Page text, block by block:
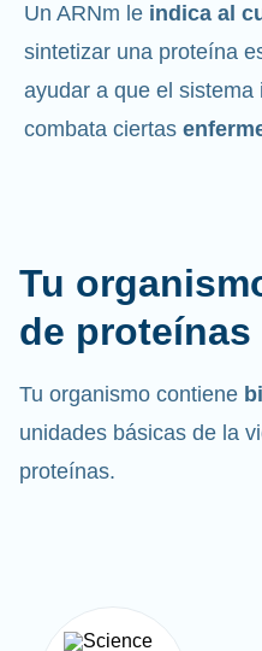
Un ARNm le indica al
sintetizar una proteína
ayudar a que el sistema
combata ciertas
Tu
de proteínas
Tu organismo contiene
unidades básicas de la
proteínas.